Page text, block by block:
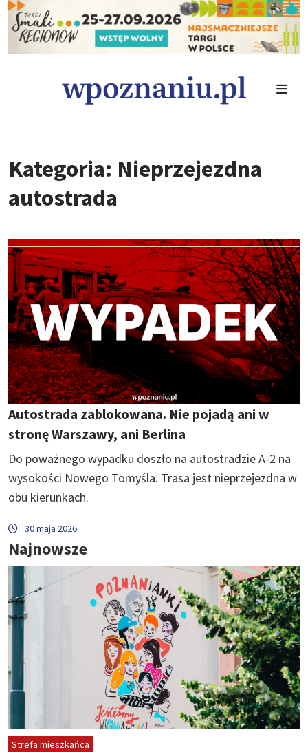
Kategoria: Nieprzejezdna
autostrada
Autostrada zablokowana. Nie pojadą ani w
stronę Warszawy, ani Berlina
Do poważnego wypadku doszło na autostradzie A-2 na
wysokości Nowego Tomyśla. Trasa jest nieprzejezdna w
obu kierunkach.
30 maja 2026
Najnowsze
Strefa mieszkańca